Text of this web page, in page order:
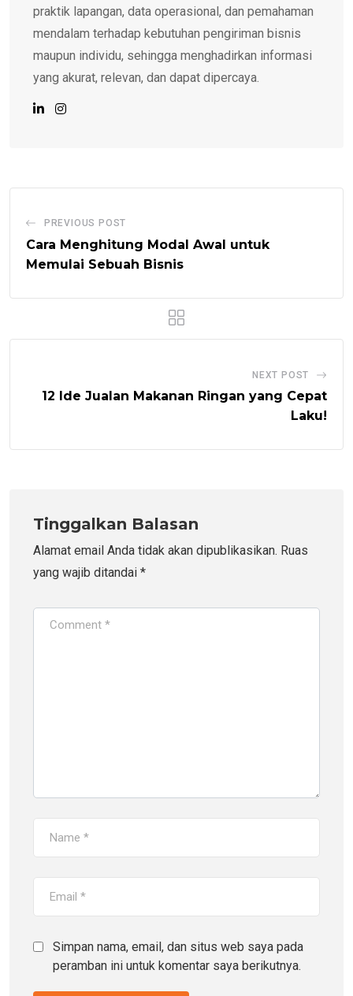
praktik lapangan, data operasional, dan pemahaman
mendalam terhadap kebutuhan pengiriman bisnis
maupun individu, sehingga menghadirkan informasi
yang akurat, relevan, dan dapat dipercaya.
PREVIOUS POST
Cara Menghitung Modal Awal untuk
Memulai Sebuah Bisnis
NEXT POST
12 Ide Jualan Makanan Ringan yang Cepat
Laku!
Tinggalkan Balasan
Alamat email Anda tidak akan dipublikasikan. Ruas
yang wajib ditandai *
Simpan nama, email, dan situs web saya pada
peramban ini untuk komentar saya berikutnya.